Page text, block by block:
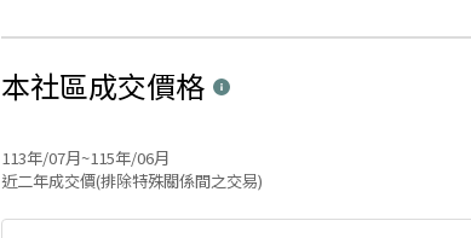
本社區成交價格
113年/07月~115年/06月
近二年成交價(排除特殊關係間之交易)